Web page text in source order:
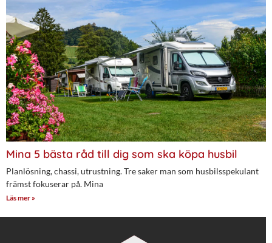
Mina 5 bästa råd till dig som ska köpa husbil
Planlösning, chassi, utrustning. Tre saker man som husbilsspekulant
främst fokuserar på. Mina
Läs mer »